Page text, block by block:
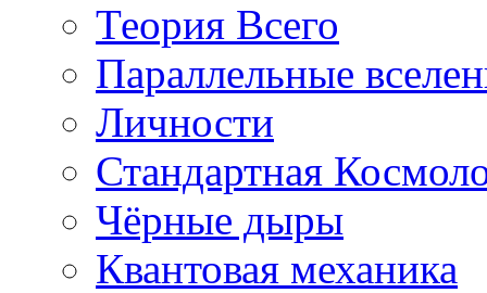
Теория Всего
Параллельные
Личности
Стандартная
Чёрные дыры
Квантовая механика